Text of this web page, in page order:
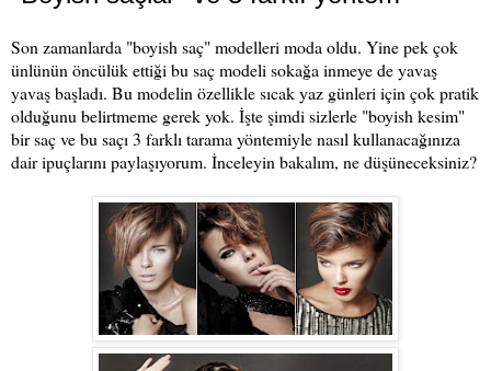
Son zamanlarda "boyish saç" modelleri moda oldu. Yine pek çok
ünlünün öncülük ettiği bu saç modeli sokağa inmeye de yavaş
yavaş başladı. Bu modelin özellikle sıcak yaz günleri için çok pratik
olduğunu belirtmeme gerek yok. İşte şimdi sizlerle "boyish kesim"
bir saç ve bu saçı 3 farklı tarama yöntemiyle nasıl kullanacağınıza
dair ipuçlarını paylaşıyorum. İnceleyin bakalım, ne düşüneceksiniz?